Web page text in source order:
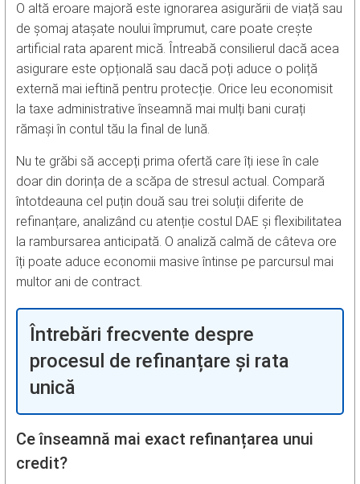
O altă eroare majoră este ignorarea asigurării de viață sau
de șomaj atașate noului împrumut, care poate crește
artificial rata aparent mică. Întreabă consilierul dacă acea
asigurare este opțională sau dacă poți aduce o poliță
externă mai ieftină pentru protecție. Orice leu economisit
la taxe administrative înseamnă mai mulți bani curați
rămași în contul tău la final de lună.
Nu te grăbi să accepți prima ofertă care îți iese în cale
doar din dorința de a scăpa de stresul actual. Compară
întotdeauna cel puțin două sau trei soluții diferite de
refinanțare, analizând cu atenție costul DAE și flexibilitatea
la rambursarea anticipată. O analiză calmă de câteva ore
îți poate aduce economii masive întinse pe parcursul mai
multor ani de contract.
Întrebări frecvente despre
procesul de refinanțare și rata
unică
Ce înseamnă mai exact refinanțarea unui
credit?